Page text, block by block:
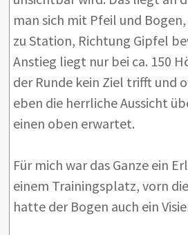
man sich mit Pfeil und
zu Station, Richtung Gipfel
Anstieg liegt nur bei ca. 150
der Runde kein Ziel trifft und
eben die herrliche Aussicht
einen oben erwartet.
Für mich war das Ganze ein
einem Trainingsplatz, vorn
hatte der Bogen auch ein